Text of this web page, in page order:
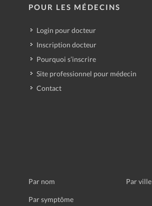
POUR LES MÉDECINS
Login pour docteur
Inscription docteur
Pourquoi s’inscrire
Site professionnel pour médecin
Contact
Par nom Par ville
Par symptôme